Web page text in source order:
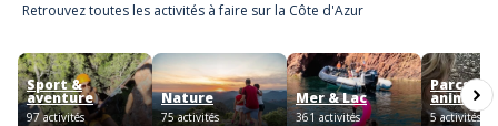
Retrouvez toutes les activités à faire sur la Côte d'Azur
Sport &
aventure
97 activités
Nature
75 activités
Mer & Lac
361 activités
Parcs &
animaux
5 activités